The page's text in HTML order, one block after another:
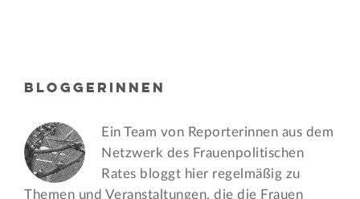
BLOGGERINNEN
Ein Team von Reporterinnen aus dem
Netzwerk des Frauen­politischen
Rates bloggt hier regelmäßig zu
Themen und Veran­staltungen, die die Frauen